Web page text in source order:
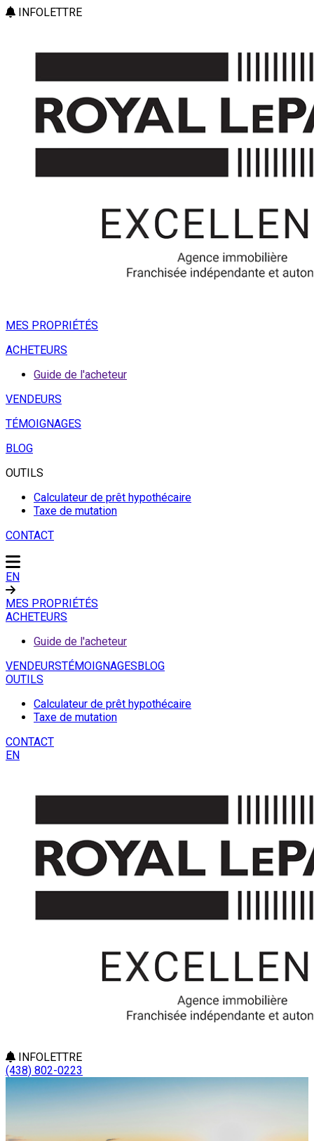
INFOLETTRE
MES PROPRIÉTÉS
ACHETEURS
Guide de l'acheteur
VENDEURS
TÉMOIGNAGES
BLOG
OUTILS
Calculateur de prêt hypothécaire
Taxe de mutation
CONTACT
EN
MES PROPRIÉTÉS
ACHETEURS
Guide de l'acheteur
VENDEURSTÉMOIGNAGESBLOG
OUTILS
Calculateur de prêt hypothécaire
Taxe de mutation
CONTACT
EN
INFOLETTRE
(438) 802-0223